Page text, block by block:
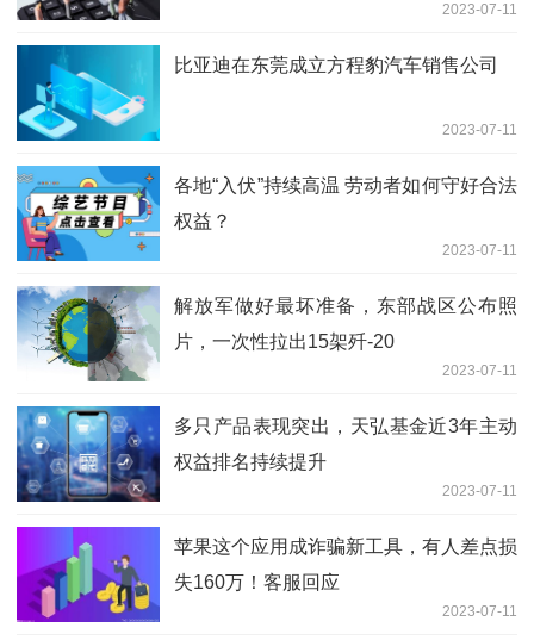
2023-07-11
比亚迪在东莞成立方程豹汽车销售公司
2023-07-11
各地“入伏”持续高温 劳动者如何守好合法
权益？
2023-07-11
解放军做好最坏准备，东部战区公布照
片，一次性拉出15架歼-20
2023-07-11
多只产品表现突出，天弘基金近3年主动
权益排名持续提升
2023-07-11
苹果这个应用成诈骗新工具，有人差点损
失160万！客服回应
2023-07-11